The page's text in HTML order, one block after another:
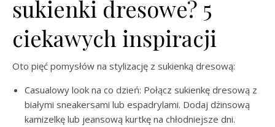
sukienki dresowe? 5
ciekawych inspiracji
Oto pięć pomysłów na stylizację z sukienką dresową:
Casualowy look na co dzień: Połącz sukienkę dresową z
białymi sneakersami lub espadrylami. Dodaj dżinsową
kamizelkę lub jeansową kurtkę na chłodniejsze dni.